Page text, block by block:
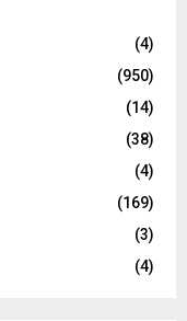
(4)
(950)
(14)
(38)
(4)
(169)
(3)
(4)